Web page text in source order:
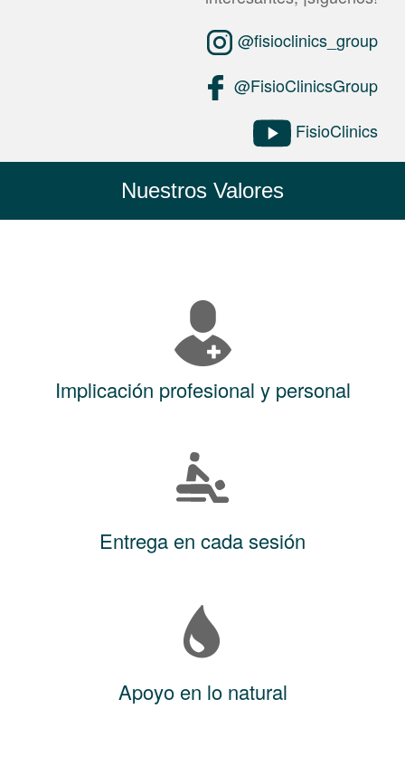
@fisioclinics_group
@FisioClinicsGroup
FisioClinics
Nuestros Valores
Implicación profesional y personal
Entrega en cada sesión
Apoyo en lo natural